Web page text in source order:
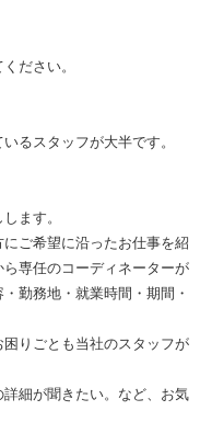
ださい。
るスタッフが大半です。
ます。
ご希望に沿ったお仕事を紹
専任のコーディネーターが
勤務地・就業時間・期間・
りごとも当社のスタッフが
細が聞きたい。など、お気